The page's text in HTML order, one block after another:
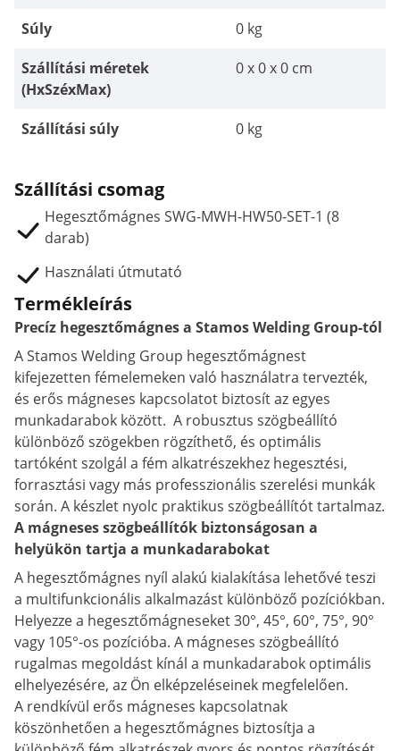
Súly
0 kg
Szállítási méretek
(HxSzéxMax)
0 x 0 x 0 cm
Szállítási súly 0 kg
Szállítási csomag
Hegesztőmágnes SWG-MWH-HW50-SET-1 (8
darab)
Használati útmutató
Termékleírás
Precíz hegesztőmágnes a Stamos Welding Group-tól
A Stamos Welding Group hegesztőmágnest
kifejezetten fémelemeken való használatra tervezték,
és erős mágneses kapcsolatot biztosít az egyes
munkadarabok között. A robusztus szögbeállító
különböző szögekben rögzíthető, és optimális
tartóként szolgál a fém alkatrészekhez hegesztési,
forrasztási vagy más professzionális szerelési munkák
során. A készlet nyolc praktikus szögbeállítót tartalmaz.
A mágneses szögbeállítók biztonságosan a
helyükön tartja a munkadarabokat
A hegesztőmágnes nyíl alakú kialakítása lehetővé teszi
a multifunkcionális alkalmazást különböző pozíciókban.
Helyezze a hegesztőmágneseket 30°, 45°, 60°, 75°, 90°
vagy 105°-os pozícióba. A mágneses szögbeállító
rugalmas megoldást kínál a munkadarabok optimális
elhelyezésére, az Ön elképzeléseinek megfelelően.
A rendkívül erős mágneses kapcsolatnak
köszönhetően a hegesztőmágnes biztosítja a